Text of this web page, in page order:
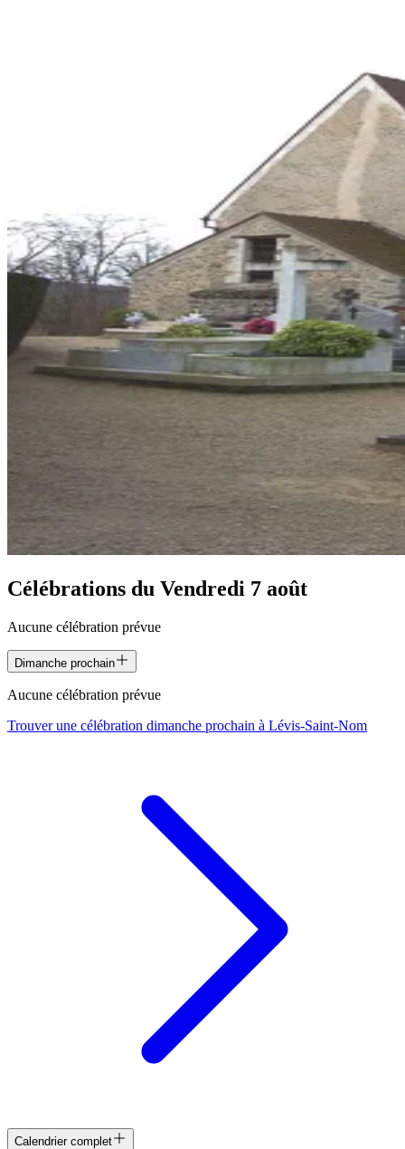
Célébrations du Vendredi 7 août
Aucune célébration prévue
Dimanche prochain
Aucune célébration prévue
Trouver une célébration dimanche prochain à Lévis-Saint-Nom
Calendrier complet